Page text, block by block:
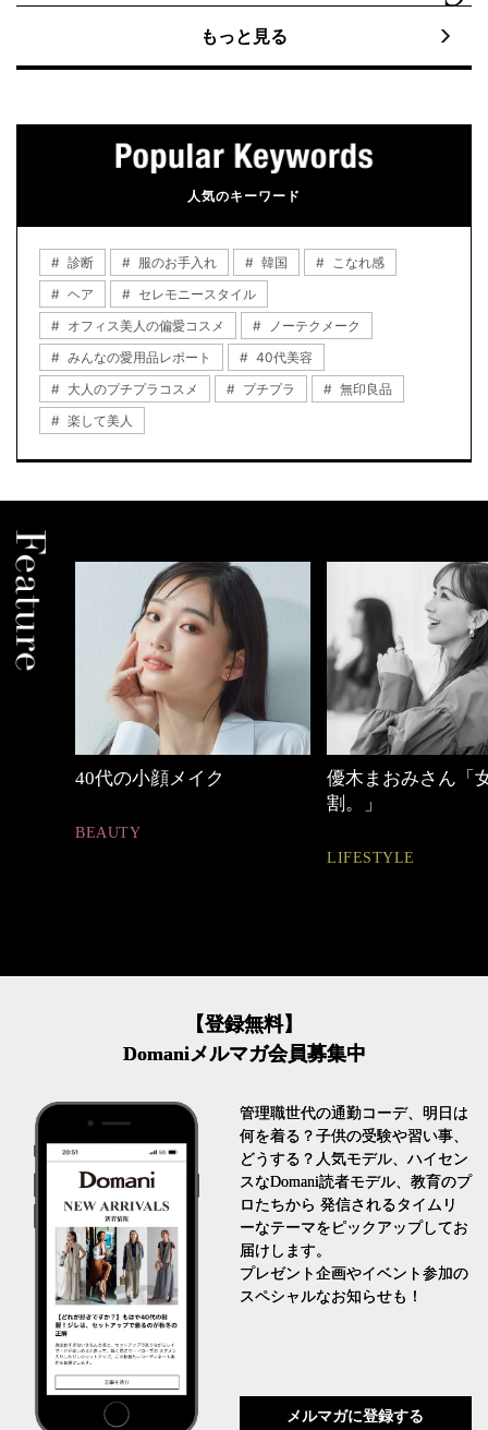
もっと見る
人気のキーワード
診断 服のお手入れ 韓国
こなれ感
ヘア
セレモニースタイル
オフィス美人の偏愛コスメ
ノーテクメーク
みんなの愛用品レポート
40代美容
大人のプチプラコスメ
プチプラ
無印良品
楽して美人
優木まおみさん「女の時間
【ワーママのきれ
ュアル通勤】
FASHION
【登録無料】
Domaniメルマガ会員募集中
管理職世代の通勤コーデ、明日は
何を着る？子供の受験や習い事、
どうする？人気モデル、ハイセン
スなDomani読者モデル、教育のプ
ロたちから 発信されるタイムリ
ーなテーマをピックアップしてお
届けします。
プレゼント企画やイベント参加の
スペシャルなお知らせも！
メルマガに登録する